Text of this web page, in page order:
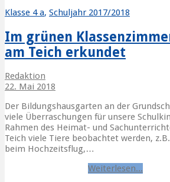
Klasse 4 a, Schuljahr 2017/2018
Im grünen
am Teich erkundet
Redaktion
22. Mai 2018
Der Bildungshausgarten an der
viele Überraschungen für unsere
Rahmen des Heimat- und
Teich viele Tiere beobachtet werden,
beim Hochzeitsflug,…
Weiterlesen...